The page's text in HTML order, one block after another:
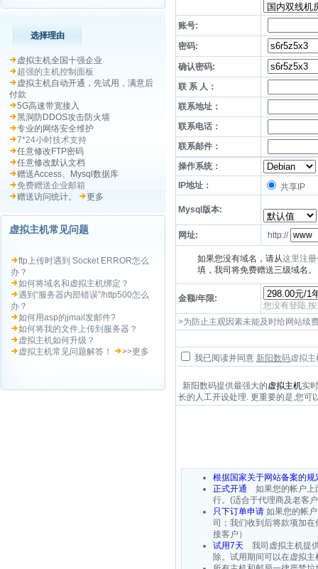
选择理由
虚拟主机全国十强企业
超强的主机控制面板
虚拟主机自动开通，先试用，满意后
付款
5G高速带宽接入
黑洞防DDOS攻击防火墙
专业的网络安全维护
7*24小时技术支持
任意修改FTP密码
任意修改默认文档
赠送Access、Mysql数据库
免费赠送企业邮箱
赠送访问统计。
更多
虚拟主机常见问题
ftp上传时遇到 Socket ERROR怎么
办？
如何将域名和虚拟主机绑定？
遇到“服务器内部错误”/http500怎么
办？
如何用asp的jmail发邮件?
如何将我的文件上传到服务器？
虚拟主机如何升级？
虚拟主机常见问题解答！
>>更多
账号:
密码:
确认密码:
联 系 人：
联系地址：
联系电话：
联系邮件：
操作系统：
IP地址：
共享IP
Mysql版本:
网址: http://
如果您没有域名，请从这里注册
填，我司将免费赠送三级域名。
金额/年限:
您没有登陆,
>为防止主观因素未能及时给网站续
我已阅读并同意 新阳数码虚拟
新阳数码提供最强大的虚拟主机实
长的人工开设处理. 更重要的是,您可
根据国家关于网站备案的
正式开通 如果您的帐户上
行。(适合于代理商及老客
只下订单申请 如果您的帐
司；我们收到后将款项加
接客户）
试用7天 我司虚拟主机提
除。试用期间可以在虚拟